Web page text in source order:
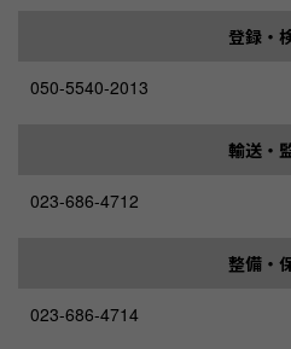
登録・
050-5540-2013
輸送・
023-686-4712
整備・
023-686-4714